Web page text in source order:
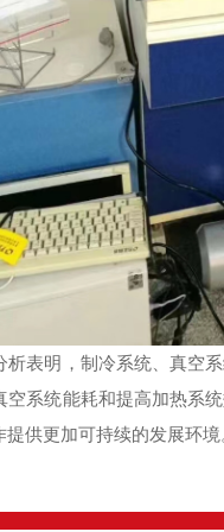
析表明，制冷系统、真空
系统能耗和提高加热系
供更加可持续的发展环境